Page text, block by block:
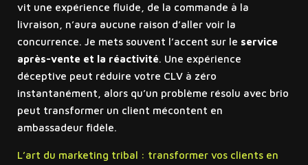
vit une expérience fluide, de la commande à la
livraison, n’aura aucune raison d’aller voir la
concurrence. Je mets souvent l’accent sur le service
après-vente et la réactivité. Une expérience
déceptive peut réduire votre CLV à zéro
instantanément, alors qu’un problème résolu avec brio
peut transformer un client mécontent en
ambassadeur fidèle.
L’art du marketing tribal : transformer vos clients en